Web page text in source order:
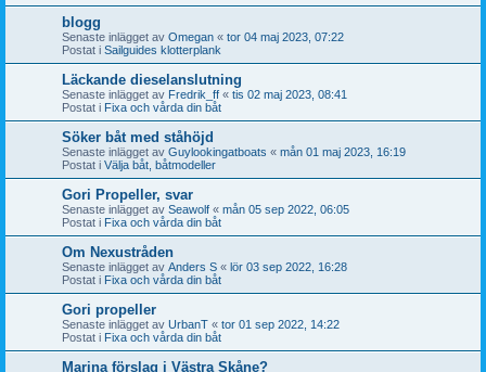
blogg
Senaste inlägget av Omegan « tor 04 maj 2023, 07:22
Postat i Sailguides klotterplank
Läckande dieselanslutning
Senaste inlägget av Fredrik_ff « tis 02 maj 2023, 08:41
Postat i Fixa och vårda din båt
Söker båt med ståhöjd
Senaste inlägget av Guylookingatboats « mån 01 maj 2023, 16:19
Postat i Välja båt, båtmodeller
Gori Propeller, svar
Senaste inlägget av Seawolf « mån 05 sep 2022, 06:05
Postat i Fixa och vårda din båt
Om Nexustråden
Senaste inlägget av Anders S « lör 03 sep 2022, 16:28
Postat i Fixa och vårda din båt
Gori propeller
Senaste inlägget av UrbanT « tor 01 sep 2022, 14:22
Postat i Fixa och vårda din båt
Marina förslag i Västra Skåne?